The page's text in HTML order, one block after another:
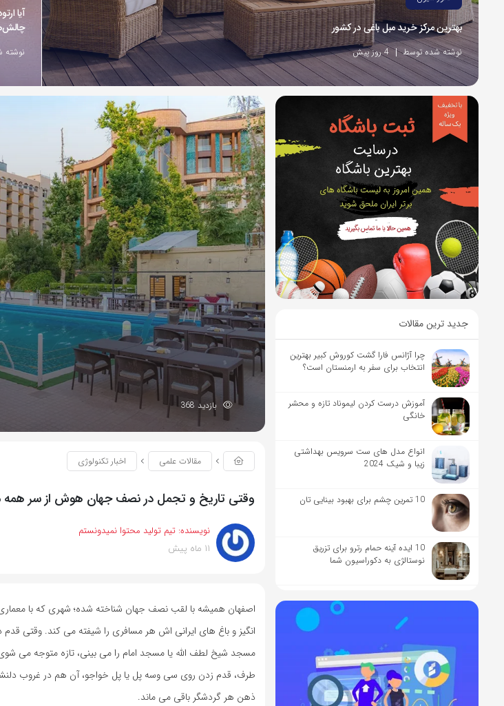
بهترین مرکز خرید مبل باغی در کشور
نوشته شده توسط 4 روز پیش
آیا
جدید ترین مقالات
چرا آژانس فارا گشت کوروش کبیر بهترین
انتخاب برای سفر به ارمنستان است؟
آموزش درست کردن لیموناد تازه و محشر
خانگی
انواع مدل های ست سرویس بهداشتی
زیبا و شیک 2024
10 تمرین چشم برای بهبود بینایی تان
10 ایده آینه حمام رترو برای تزریق
نوستالژی به دکوراسیون شما
بازدید 368
مقالات علمی اخبار تکنولوژی
وقتی تاریخ و تجمل در نصف جهان هوش از سر همه
نویسنده: تیم تولید محتوا نمیدونستم
11 ماه پیش
اصفهان همیشه با لقب نصف جهان شناخته شده؛ شهری که با
انگیز و باغ های ایرانی اش هر مسافری را شیفته می کند. وقتی
مسجد شیخ لطف الله یا مسجد امام را می بینی، تازه متوجه می
طرف، قدم زدن روی سی وسه پل یا پل خواجو، آن هم در غروب
ذهن هر گردشگر باقی می ماند.